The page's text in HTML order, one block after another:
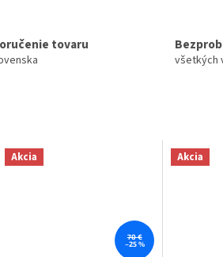
tovaru
všetkých
Akcia
70 €
–25 %
Akcia